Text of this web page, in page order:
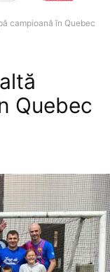
campioană în Quebec
Quebec